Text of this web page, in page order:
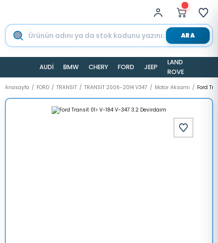
ARA
AUDİ BMW CHERY FORD JEEP
LAND
ROVER
Anasayfa FORD TRANSİT TRANSİT 2006-2014 V347 Motor Aksamı Ford